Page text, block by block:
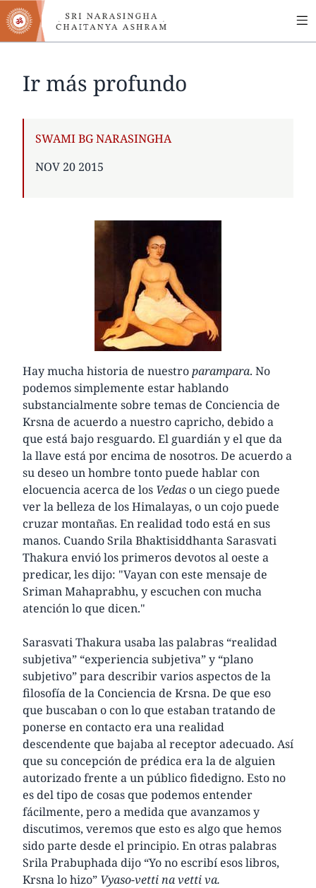
Skip
to
main
Ir más profundo
AUTHOR
SWAMI BG NARASINGHA
PUBLISHED
NOV 20 2015
Hay mucha historia de nuestroparampara. No
podemos simplemente estar hablando
substancialmente sobre temas de Conciencia de
Krsna de acuerdo a nuestro capricho, debido a
que está bajo resguardo. El guardián y el que da
la llave está por encima de nosotros. De acuerdo a
su deseo un hombre tonto puede hablar con
elocuencia acerca de los Vedaso un ciego puede
ver la belleza de los Himalayas, o un cojo puede
cruzar montañas. En realidad todo está en sus
manos. Cuando Srila Bhaktisiddhanta Sarasvati
Thakura envió los primeros devotos al oeste a
predicar, les dijo: "Vayan con este mensaje de
Sriman Mahaprabhu, y escuchen con mucha
atención lo que dicen."
Sarasvati Thakura usaba las palabras “realidad
subjetiva” “experiencia subjetiva” y “plano
subjetivo” para describir varios aspectos de la
filosofía de la Conciencia de Krsna. De que eso
que buscaban o con lo que estaban tratando de
ponerse en contacto era una realidad
descendente que bajaba al receptor adecuado. Así
que su concepción de prédica era la de alguien
autorizado frente a un público fidedigno. Esto no
es del tipo de cosas que podemos entender
fácilmente, pero a medida que avanzamos y
discutimos, veremos que esto es algo que hemos
sido parte desde el principio. En otras palabras
Srila Prabuphada dijo “Yo no escribí esos libros,
Krsna lo hizo” Vyaso-vetti na vetti va.